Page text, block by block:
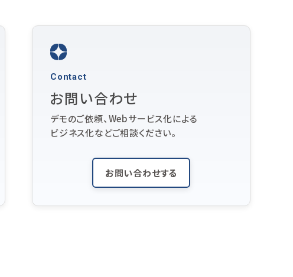
Contact
お問い合わせ
デモのご依頼、Webサービス化による
ビジネス化などご相談ください。
お問い合わせする